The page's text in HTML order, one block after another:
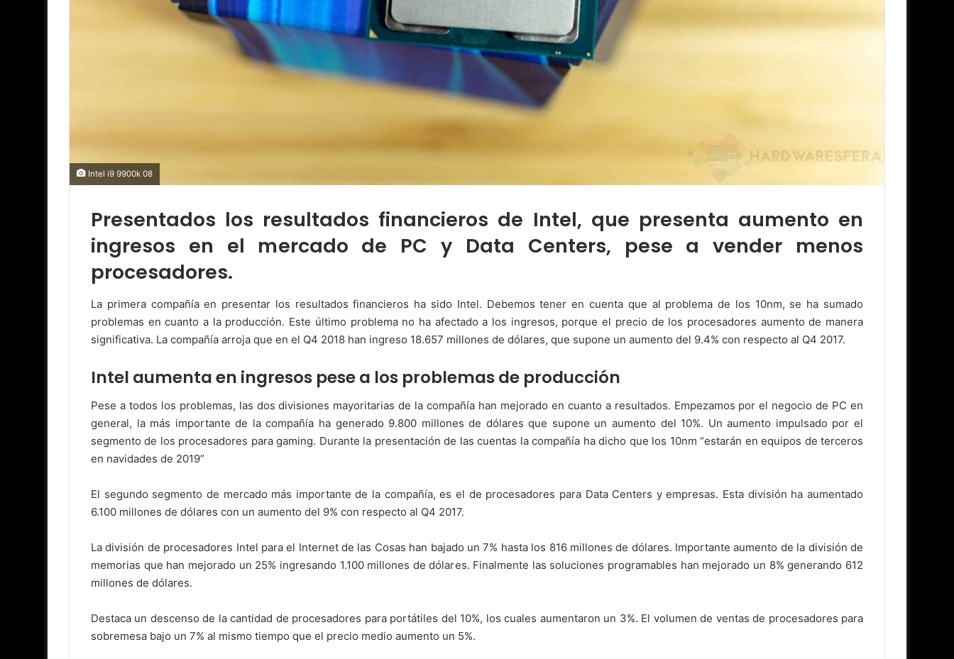
Intel i9 9900k 08
Presentados los resultados financieros de Intel, que presenta aumento en
ingresos en el mercado de PC y Data Centers, pese a vender menos
procesadores.
La primera compañía en presentar los resultados financieros ha sido Intel. Debemos tener en cuenta que al problema de los 10nm, se ha sumado
problemas en cuanto a la producción. Este último problema no ha afectado a los ingresos, porque el precio de los procesadores aumento de manera
significativa. La compañía arroja que en el Q4 2018 han ingreso 18.657 millones de dólares, que supone un aumento del 9.4% con respecto al Q4 2017.
Intel aumenta en ingresos pese a los problemas de producción
Pese a todos los problemas, las dos divisiones mayoritarias de la compañía han mejorado en cuanto a resultados. Empezamos por el negocio de PC en
general, la más importante de la compañía ha generado 9.800 millones de dólares que supone un aumento del 10%. Un aumento impulsado por el
segmento de los procesadores para gaming. Durante la presentación de las cuentas la compañía ha dicho que los 10nm “estarán en equipos de terceros
en navidades de 2019”
El segundo segmento de mercado más importante de la compañía, es el de procesadores para Data Centers y empresas. Esta división ha aumentado
6.100 millones de dólares con un aumento del 9% con respecto al Q4 2017.
La división de procesadores Intel para el Internet de las Cosas han bajado un 7% hasta los 816 millones de dólares. Importante aumento de la división de
memorias que han mejorado un 25% ingresando 1.100 millones de dólares. Finalmente las soluciones programables han mejorado un 8% generando 612
millones de dólares.
Destaca un descenso de la cantidad de procesadores para portátiles del 10%, los cuales aumentaron un 3%. El volumen de ventas de procesadores para
sobremesa bajo un 7% al mismo tiempo que el precio medio aumento un 5%.